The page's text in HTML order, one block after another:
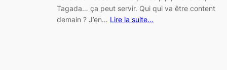
Tagada… ça peut servir. Qui qui va être content
demain ? J’en… Lire la suite…